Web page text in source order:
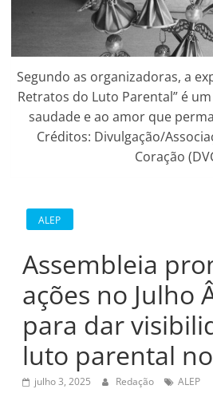
Segundo as organizadoras, a
Retratos do Luto Parental” é
saudade e ao amor que
Créditos: Divulgação/
Coração
ALEP
Assembleia
ações no Julho
para dar
luto parental
julho 3, 2025 Redação ALEP